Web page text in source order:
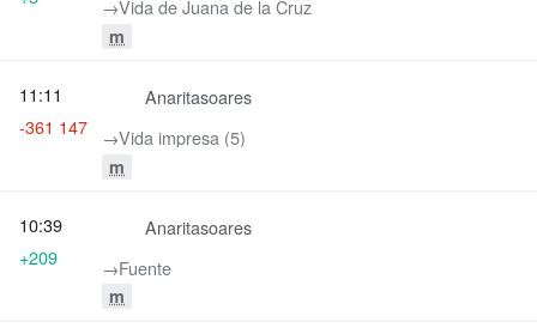
→‎Vida de Juana de la Cruz
m
Anaritasoares
→‎Vida impresa (5)
m
11:11
-361 147
Anaritasoares
→‎Fuente
m
10:39
+209